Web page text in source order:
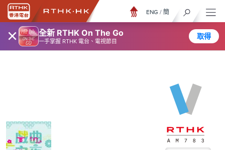
× 全新 RTHK On The Go
一手掌握 RTHK 電台、電視節目
取得
ENG / 簡